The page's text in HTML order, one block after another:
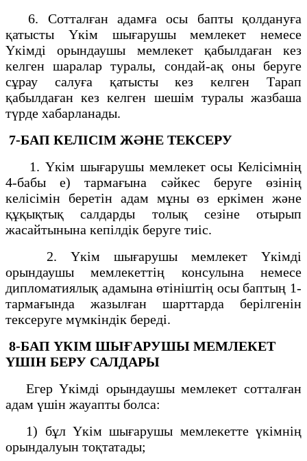
6. Сотталған адамға осы бапты қолдануға
қатысты Үкім шығарушы мемлекет немесе
Үкімді орындаушы мемлекет қабылдаған кез
келген шаралар туралы, сондай-ақ оны беруге
сұрау салуға қатысты кез келген Тарап
қабылдаған кез келген шешім туралы жазбаша
түрде хабарланады.
7-БАП КЕЛІСІМ ЖӘНЕ ТЕКСЕРУ
1. Үкім шығарушы мемлекет осы Келісімнің
4-бабы е) тармағына сәйкес беруге өзінің
келісімін беретін адам мұны өз еркімен және
құқықтық салдарды толық сезіне отырып
жасайтынына кепілдік беруге тиіс.
2. Үкім шығарушы мемлекет Үкімді
орындаушы мемлекеттің консулына немесе
дипломатиялық адамына өтініштің осы баптың 1-
тармағында жазылған шарттарда берілгенін
тексеруге мүмкіндік береді.
8-БАП ҮКІМ ШЫҒАРУШЫ МЕМЛЕКЕТ
ҮШІН БЕРУ САЛДАРЫ
Егер Үкімді орындаушы мемлекет сотталған
адам үшін жауапты болса:
1) бұл Үкім шығарушы мемлекетте үкімнің
орындалуын тоқтатады;